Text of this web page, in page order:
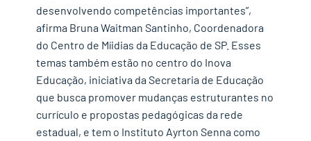
desenvolvendo competências importantes”,
afirma Bruna Waitman Santinho, Coordenadora
do Centro de Míidias da Educação de SP. Esses
temas também estão no centro do Inova
Educação, iniciativa da Secretaria de Educação
que busca promover mudanças estruturantes no
currículo e propostas pedagógicas da rede
estadual, e tem o Instituto Ayrton Senna como